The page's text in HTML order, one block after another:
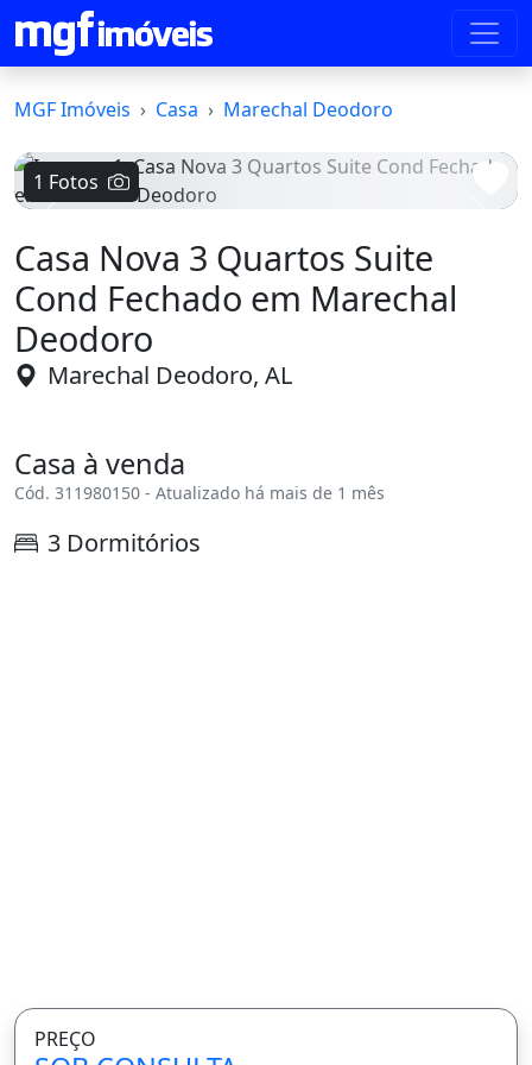
MGF Imóveis Casa Marechal Deodoro
1 Fotos
Casa Nova 3 Quartos Suite
Cond Fechado em Marechal
Deodoro
Marechal Deodoro, AL
Casa à venda
Cód. 311980150 - Atualizado há mais de 1 mês
3 Dormitórios
PREÇO